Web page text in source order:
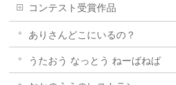
コンテスト受賞作品
ありさんどこにいるの？
うたおう なっとう ねーばねば